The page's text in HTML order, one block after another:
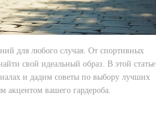
для любого случая. От спортивных
свой идеальный образ. В этой статье
и дадим советы по выбору лучших
акцентом вашего гардероба.